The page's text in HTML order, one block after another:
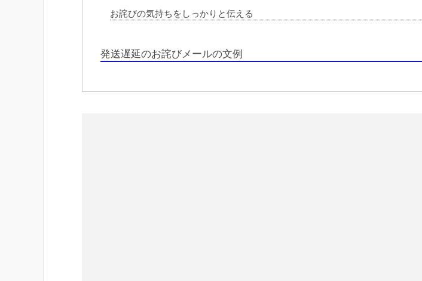
お詫びの気持ちをしっかりと伝える
発送遅延のお詫びメールの文例